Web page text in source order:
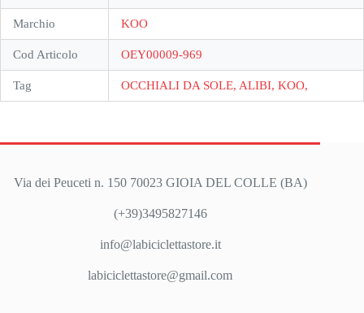
Marchio KOO
Cod Articolo OEY00009-969
Tag OCCHIALI DA SOLE, ALIBI, KOO,
Via dei Peuceti n. 150 70023 GIOIA DEL COLLE (BA)
(+39)3495827146
info@labiciclettastore.it
labiciclettastore@gmail.com